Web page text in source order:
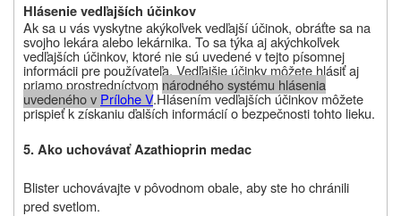
Hlásenie vedľajších účinkov
Ak sa u vás vyskytne akýkoľvek vedľajší účinok, obráťte sa na
svojho lekára alebo lekárnika. To sa týka aj akýchkoľvek
vedľajších účinkov, ktoré nie sú uvedené v tejto písomnej
informácii pre používateľa. Vedľajšie účinky môžete hlásiť aj
priamo prostredníctvom národného systému hlásenia
uvedeného v Prílohe V.Hlásením vedľajších účinkov môžete
prispieť k získaniu ďalších informácií o bezpečnosti tohto lieku.
5. Ako uchovávať Azathioprin medac
Blister uchovávajte v pôvodnom obale, aby ste ho chránili
pred svetlom.